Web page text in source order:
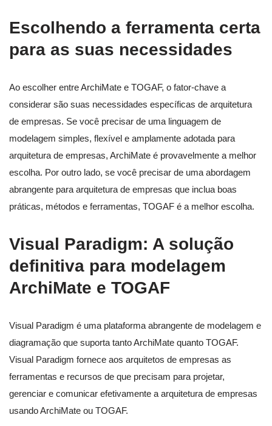
Escolhendo a ferramenta certa
para as suas necessidades
Ao escolher entre ArchiMate e TOGAF, o fator-chave a
considerar são suas necessidades específicas de arquitetura
de empresas. Se você precisar de uma linguagem de
modelagem simples, flexível e amplamente adotada para
arquitetura de empresas, ArchiMate é provavelmente a melhor
escolha. Por outro lado, se você precisar de uma abordagem
abrangente para arquitetura de empresas que inclua boas
práticas, métodos e ferramentas, TOGAF é a melhor escolha.
Visual Paradigm: A solução
definitiva para modelagem
ArchiMate e TOGAF
Visual Paradigm é uma plataforma abrangente de modelagem e
diagramação que suporta tanto ArchiMate quanto TOGAF.
Visual Paradigm fornece aos arquitetos de empresas as
ferramentas e recursos de que precisam para projetar,
gerenciar e comunicar efetivamente a arquitetura de empresas
usando ArchiMate ou TOGAF.